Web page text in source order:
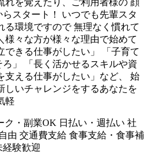
れを覚えたり、ご利用者様の 顔
スタート！ いつでも先輩スタ
る環境ですので 無理なく慣れて
々な方が様々な理由で始めて
できる仕事がしたい」 「子育て
」 「長く活かせるスキルや資
支える仕事がしたい」など、 始
しいチャレンジをするあなたを
軽
ク・副業OK 日払い・週払い 社
由 交通費支給 食事支給・食事補
経験歓迎